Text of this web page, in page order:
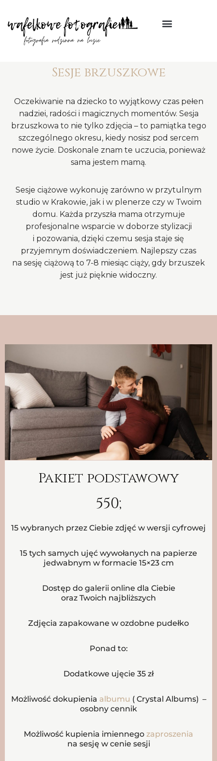
Sesje brzuszkowe
Oczekiwanie na dziecko to wyjątkowy czas pełen
nadziei, radości i magicznych momentów. Sesja
brzuszkowa to nie tylko zdjęcia – to pamiątka tego
szczególnego okresu, kiedy nosisz pod sercem
nowe życie. Doskonale znam te uczucia, ponieważ
sama jestem mamą.
Sesje ciążowe wykonuję zarówno w przytulnym
studio w Krakowie, jak i w plenerze czy w Twoim
domu. Każda przyszła mama otrzymuje
profesjonalne wsparcie w doborze stylizacji
i pozowania, dzięki czemu sesja staje się
przyjemnym doświadczeniem. Najlepszy czas
na sesję ciążową to 7-8 miesiąc ciąży, gdy brzuszek
jest już pięknie widoczny.
Pakiet podstawowy
550;
15 wybranych przez Ciebie zdjęć w wersji cyfrowej
15 tych samych ujęć wywołanych na papierze
jedwabnym w formacie 15×23 cm
Dostęp do galerii online dla Ciebie
oraz Twoich najbliższych
Zdjęcia zapakowane w ozdobne pudełko
Ponad to:
Dodatkowe ujęcie 35 zł
Możliwość dokupienia albumu ( Crystal Albums) –
osobny cennik
Możliwość kupienia imiennego zaproszenia
na sesję w cenie sesji